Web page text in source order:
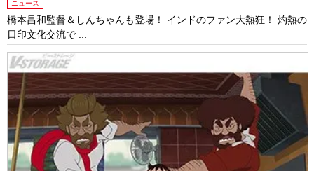
ニュース
橋本昌和監督＆しんちゃんも登場！ インドのファン大熱狂！ 灼熱の
日印文化交流で ...